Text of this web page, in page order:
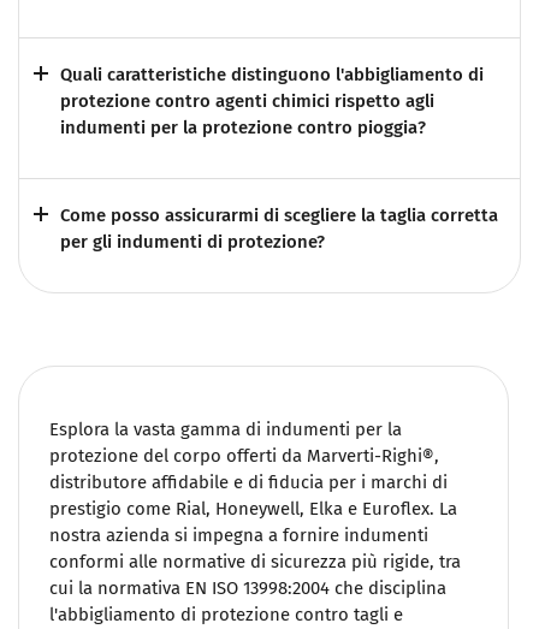
Quali caratteristiche distinguono l'abbigliamento di
protezione contro agenti chimici rispetto agli
indumenti per la protezione contro pioggia?
Come posso assicurarmi di scegliere la taglia corretta
per gli indumenti di protezione?
Esplora la vasta gamma di indumenti per la
protezione del corpo offerti da Marverti-Righi®,
distributore affidabile e di fiducia per i marchi di
prestigio come Rial, Honeywell, Elka e Euroflex. La
nostra azienda si impegna a fornire indumenti
conformi alle normative di sicurezza più rigide, tra
cui la normativa EN ISO 13998:2004 che disciplina
l'abbigliamento di protezione contro tagli e